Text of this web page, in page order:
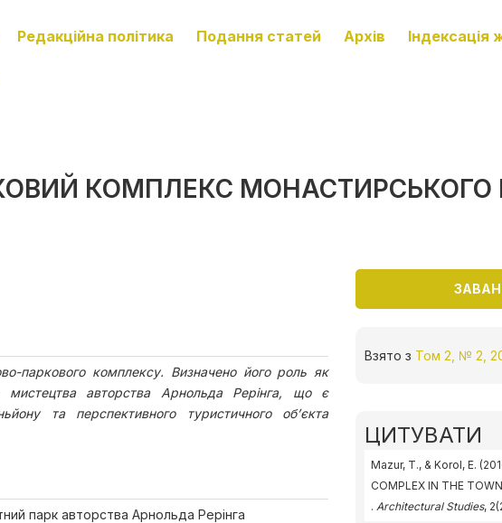
Редакційна політика Подання статей Архів Індексація
КОМПЛЕКС МОНАСТИРСЬКОГО
паркового комплексу. Визначено його роль як
мистецтва авторства Арнольда Рерінга, що є
та перспективного туристичного об’єкта
парк авторства Арнольда Рерінга
Взято з Том 2, № 2,
ЦИТУВАТИ
Mazur, T., & Korol, E.
COMPLEX IN THE
.Architectural Studies,